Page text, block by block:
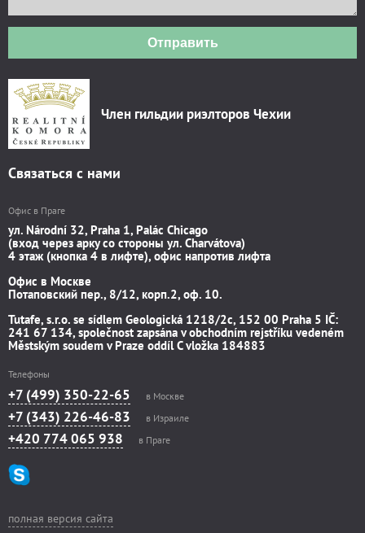
Отправить
Член гильдии риэлторов Чехии
Связаться с нами
Офис в Праге
ул. Národní 32, Praha 1, Palác Chicago
(вход через арку со стороны ул. Charvátova)
4 этаж (кнопка 4 в лифте), офис напротив лифта
Офис в Москве
Потаповский пер., 8/12, корп.2, оф. 10.
Tutafe, s.r.o. se sídlem Geologická 1218/2c, 152 00 Praha 5 IČ:
241 67 134, společnost zapsána v obchodním rejstříku vedeném
Městským soudem v Praze oddíl C vložka 184883
Телефоны
+7 (499) 350-22-65 в Москве
+7 (343) 226-46-83 в Израиле
+420 774 065 938 в Праге
полная версия сайта